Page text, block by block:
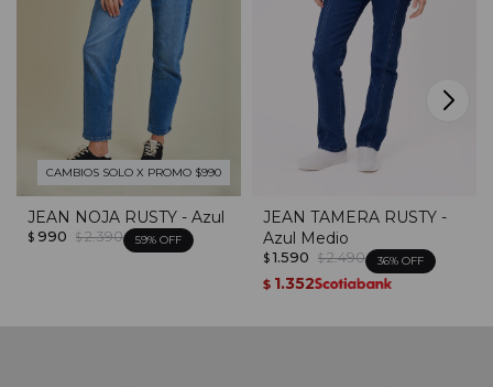
CAMBIOS SOLO X PROMO $990
JEAN NOJA RUSTY - Azul
$ 990 $ 2.390 59
JEAN TAMERA RUSTY -
Azul Medio
$ 1.590 $ 2.490 36
$ 1.352